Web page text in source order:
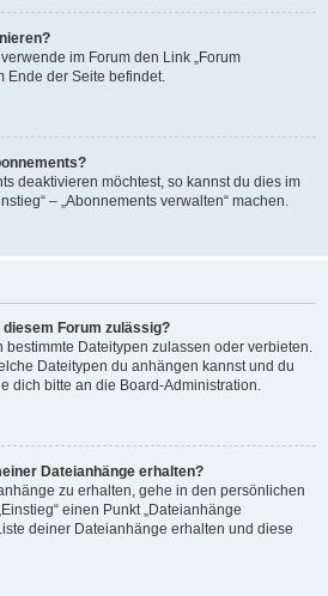
im Forum den Link „Forum
Ende der Seite befindet.
deaktivieren möchtest, so kannst du dies im
– „Abonnements verwalten“ machen.
Forum zulässig?
bestimmte Dateitypen zulassen oder verbieten.
Dateitypen du anhängen kannst und du
dich bitte an die Board-Administration.
Dateianhänge erhalten?
zu erhalten, gehe in den persönlichen
einen Punkt „Dateianhänge
deiner Dateianhänge erhalten und diese